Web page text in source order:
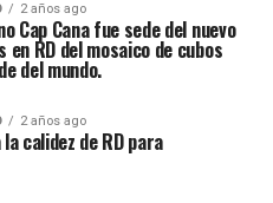
2 años ago
Cap Cana fue sede del nuevo
en RD del mosaico de cubos
del mundo.
2 años ago
calidez de RD para